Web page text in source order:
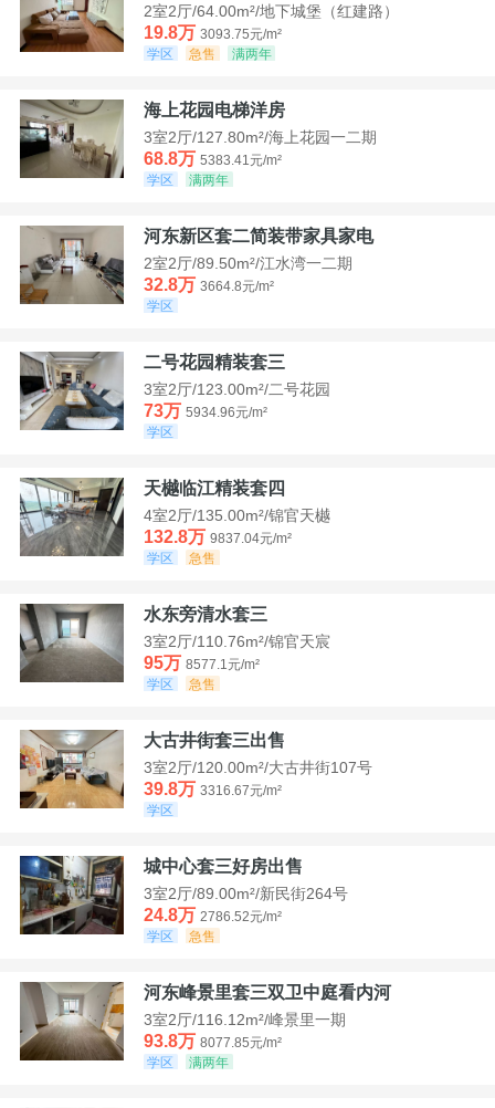
2室2厅/64.00m²/地下城堡（红建路）
19.8万 3093.75元/m²
学区
急售 满两年
海上花园电梯洋房
3室2厅/127.80m²/海上花园一二期
68.8万 5383.41元/m²
学区
满两年
河东新区套二简装带家具家电
2室2厅/89.50m²/江水湾一二期
32.8万 3664.8元/m²
学区
二号花园精装套三
3室2厅/123.00m²/二号花园
73万 5934.96元/m²
学区
天樾临江精装套四
4室2厅/135.00m²/锦官天樾
132.8万 9837.04元/m²
学区
急售
水东旁清水套三
3室2厅/110.76m²/锦官天宸
95万 8577.1元/m²
学区
急售
大古井街套三出售
3室2厅/120.00m²/大古井街107号
39.8万 3316.67元/m²
学区
城中心套三好房出售
3室2厅/89.00m²/新民街264号
24.8万 2786.52元/m²
学区
急售
河东峰景里套三双卫中庭看内河
3室2厅/116.12m²/峰景里一期
93.8万 8077.85元/m²
学区
满两年